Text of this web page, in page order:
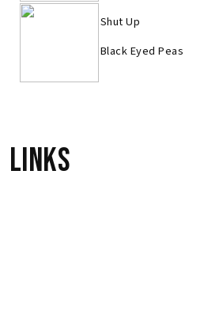
Shut Up
Black Eyed Peas
Links